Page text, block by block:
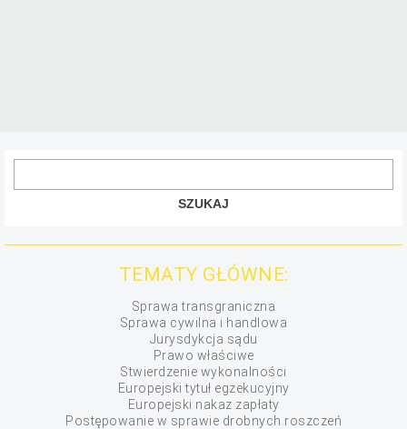
TEMATY GŁÓWNE:
Sprawa transgraniczna
Sprawa cywilna i handlowa
Jurysdykcja sądu
Prawo właściwe
Stwierdzenie wykonalności
Europejski tytuł egzekucyjny
Europejski nakaz zapłaty
Postępowanie w sprawie drobnych roszczeń